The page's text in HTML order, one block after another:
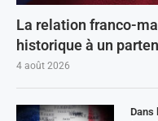
La relation franco-
historique à un
4 août 2026
Dans